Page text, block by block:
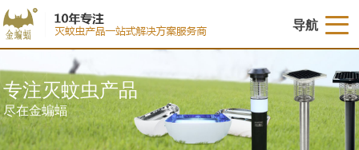
导航
专注灭蚊虫产品
尽在金蝙蝠